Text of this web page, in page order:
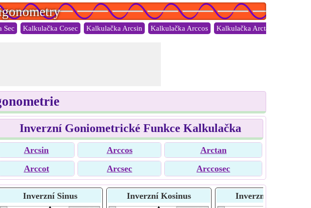
Sec Kalkulačka Cosec Kalkulačka Arcsin Kalkulačka Arccos Kalkulačka Arctan
Inverzní Goniometrické Funkce Kalkulačka
Arcsin Arccos
Arctan
Arccot
Arcsec Arccosec
Kotangens Sekans
Inverzní Sinus Inverzní Kosinus Inverzní Tangens